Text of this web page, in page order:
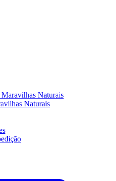
Naturais
Naturais